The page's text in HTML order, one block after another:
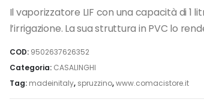
Il vaporizzatore LIF con una capacità di 1
l’irrigazione. La sua struttura in PVC lo
COD: 9502637626352
Categoria: CASALINGHI
Tag: madeinitaly, spruzzino,www.comacistore.it